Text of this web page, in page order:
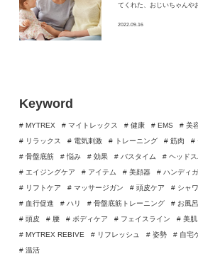
Keyword
# MYTREX # マイトレックス # 健康 # EMS # 美
# リラックス
# 電気刺激 # トレーニング # 筋肉 #
# 骨盤底筋
# 悩み # 効果 # バスタイム # ヘッド
# エイジングケア
# アイテム # 美顔器 # ハンディ
# リフトケア
# マッサージガン # 頭皮ケア # シャ
# 血行促進
# ハリ # 骨盤底筋トレーニング # お風呂
# 頭皮
# 腰 # ボディケア # フェイスライン # 美肌
# MYTREX REBIVE
# リフレッシュ # 姿勢 # 自宅
# 温活
てくれた、おじいちゃんや
2022.09.16